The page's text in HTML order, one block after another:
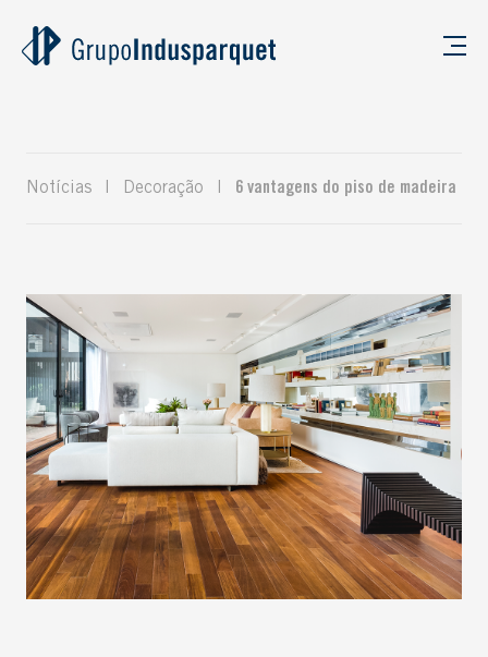
Notícias Decoração 6 vantagens do piso de madeira